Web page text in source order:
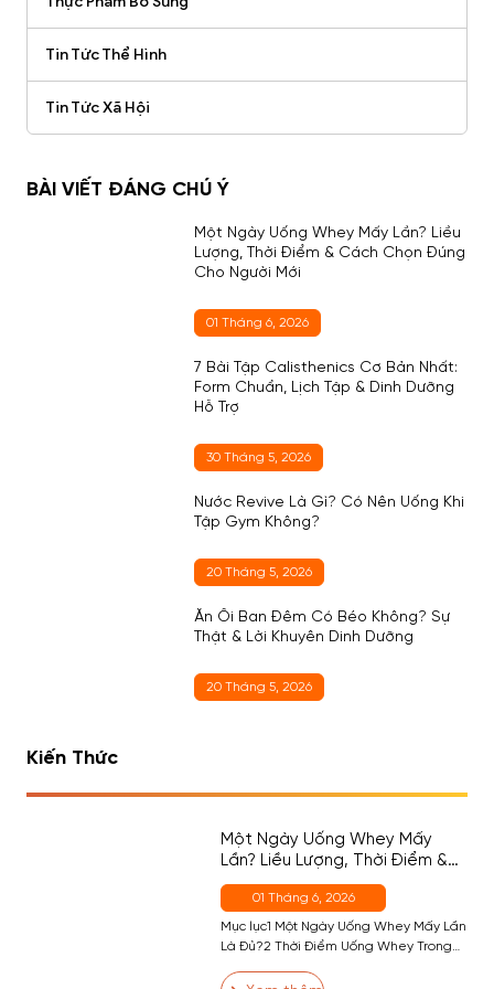
Tin Tức Thể Hình
Tin Tức Xã Hội
BÀI VIẾT ĐÁNG CHÚ Ý
Một Ngày Uống Whey Mấy Lần? Liều
Lượng, Thời Điểm & Cách Chọn Đúng
Cho Người Mới
01 Tháng 6, 2026
7 Bài Tập Calisthenics Cơ Bản Nhất:
Form Chuẩn, Lịch Tập & Dinh Dưỡng
Hỗ Trợ
30 Tháng 5, 2026
Nước Revive Là Gì? Có Nên Uống Khi
Tập Gym Không?
20 Tháng 5, 2026
Ăn Ổi Ban Đêm Có Béo Không? Sự
Thật & Lời Khuyên Dinh Dưỡng
20 Tháng 5, 2026
Kiến Thức
Một Ngày Uống Whey Mấy
Lần? Liều Lượng, Thời Điểm &
Cách Chọn Đúng Cho Người
Mới
01 Tháng 6, 2026
Mục lục1 Một Ngày Uống Whey Mấy Lần
Là Đủ?2 Thời Điểm Uống Whey Trong